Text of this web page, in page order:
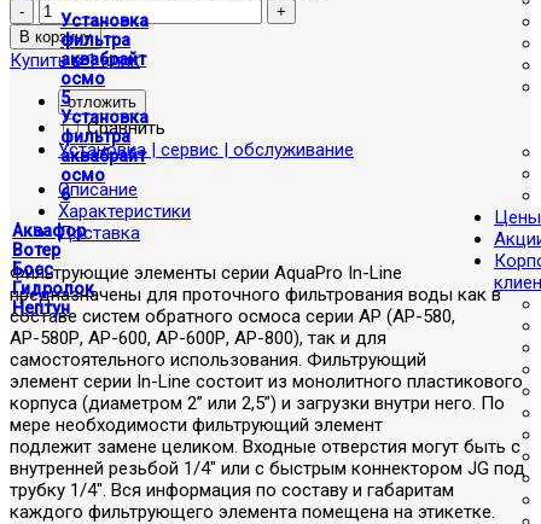
Установка
фильтра
аквабрайт
осмо
5
Установка
фильтра
аквабрайт
осмо
6
Аквафор
Вотер
Босс
Гидролок
Нептун
Цены
Купить в 1 клик
отложить
Сравнить
Установка | сервис | обслуживание
Описание
Характеристики
Доставка
Фильтрующие элементы серии AquaPro In-Line
предназначены для проточного фильтрования воды как в
составе систем обратного осмоса серии АР (АР-580,
АР-580Р, АР-600, АР-600Р, АР-800), так и для
самостоятельного использования. Фильтрующий
элемент серии In-Line состоит из монолитного пластикового
корпуса (диаметром 2” или 2,5”) и загрузки внутри него. По
мере необходимости фильтрующий элемент
подлежит замене целиком. Входные отверстия могут быть с
внутренней резьбой 1/4" или с быстрым коннектором JG под
трубку 1/4". Вся информация по составу и габаритам
каждого фильтрующего элемента помещена на этикетке.